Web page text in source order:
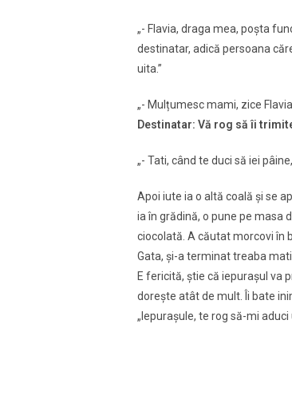
„- Flavia, draga mea, poșta
destinatar, adică persoana
uita.”
„- Mulțumesc mami, zice
Destinatar: Vă rog să îi
„- Tati, când te duci să iei
Apoi iute ia o altă coală și se
ia în grădină, o pune pe masa
ciocolată. A căutat morcovi în
Gata, și-a terminat treaba
E fericită, știe că iepurașul va
dorește atât de mult. Îi bate
„Iepurașule, te rog să-mi